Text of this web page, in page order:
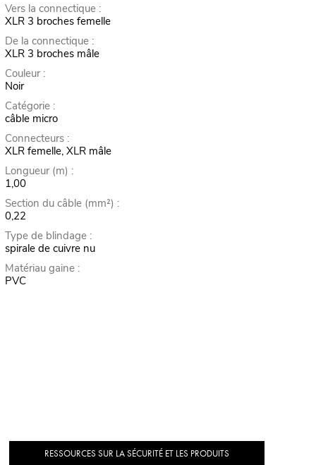
Vers la connectique :
XLR 3 broches femelle
De la connectique :
XLR 3 broches mâle
Couleur :
Noir
Catégorie :
câble micro
Connecteurs :
XLR femelle, XLR mâle
Longueur (m) :
1,00
Section du câble (mm²) :
0,22
Type de blindage :
spirale de cuivre nu
Matériau gaine :
PVC
RESSOURCES SUR LA SÉCURITÉ ET LES PRODUITS